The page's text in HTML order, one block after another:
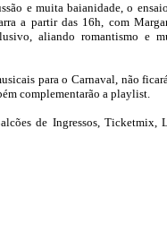
e muita baianidade, o
a partir das 16h, com
aliando romantismo e
para o Carnaval, não
complementarão a playlist.
de Ingressos, Ticketmix,